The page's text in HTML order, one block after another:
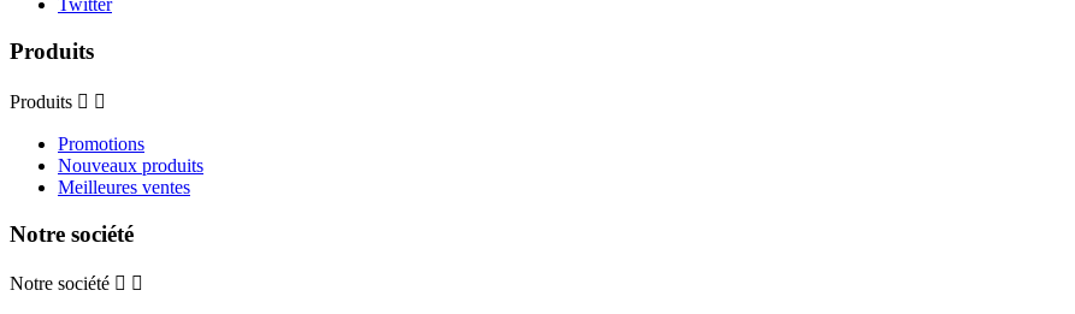
Twitter
Produits
Produits  
Promotions
Nouveaux produits
Meilleures ventes
Notre société
Notre société  